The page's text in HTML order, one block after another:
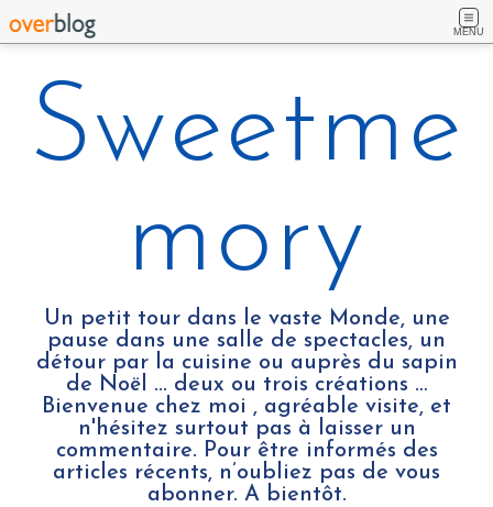
MENU
Sweetme
mory
Un petit tour dans le vaste Monde, une
pause dans une salle de spectacles, un
détour par la cuisine ou auprès du sapin
de Noël ... deux ou trois créations …
Bienvenue chez moi , agréable visite, et
n'hésitez surtout pas à laisser un
commentaire. Pour être informés des
articles récents, n’oubliez pas de vous
abonner. A bientôt.